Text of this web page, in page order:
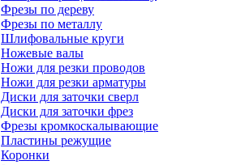
Фрезы по дереву
Фрезы по металлу
Шлифовальные круги
Ножевые валы
Ножи для резки проводов
Ножи для резки арматуры
Диски для заточки сверл
Диски для заточки фрез
Фрезы кромкоскалывающие
Пластины режущие
Коронки